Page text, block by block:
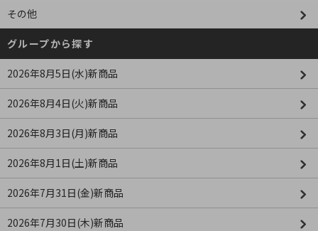
その他
グループから探す
2026年8月5日(水)新商品
2026年8月4日(火)新商品
2026年8月3日(月)新商品
2026年8月1日(土)新商品
2026年7月31日(金)新商品
2026年7月30日(木)新商品